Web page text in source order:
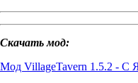
Скачать мод:
Мод VillageTavern 1.5.2 - С